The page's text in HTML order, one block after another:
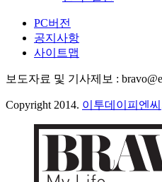
PC버전
공지사항
사이트맵
보도자료 및 기사제보 :
Copyright 2014. 이투데이피엔씨